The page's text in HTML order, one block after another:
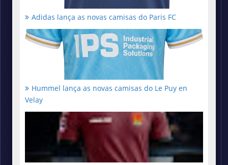
Adidas lança as novas camisas do Paris FC
Hummel lança as novas camisas do Le Puy en
Velay